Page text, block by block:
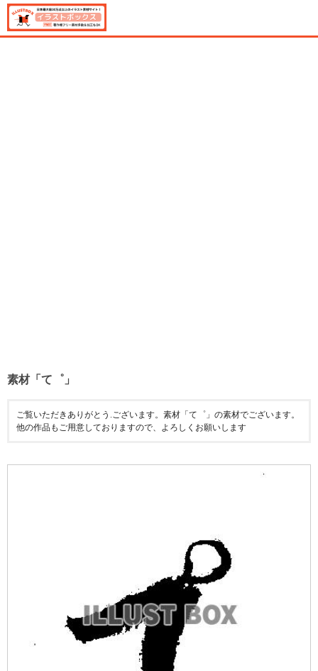
素材「て゜」
ご覧いただきありがとう.ございます。素材「て゜」の素材でございます。
他の作品もご用意しておりますので、よろしくお願いします